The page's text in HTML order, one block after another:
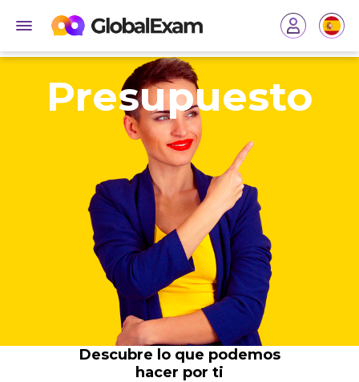
Presupuesto
Descubre lo que podemos
hacer por ti